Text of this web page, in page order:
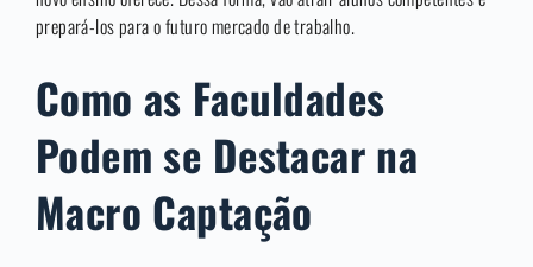
prepará-los para o futuro mercado de trabalho.
Como as Faculdades
Podem se Destacar na
Macro Captação